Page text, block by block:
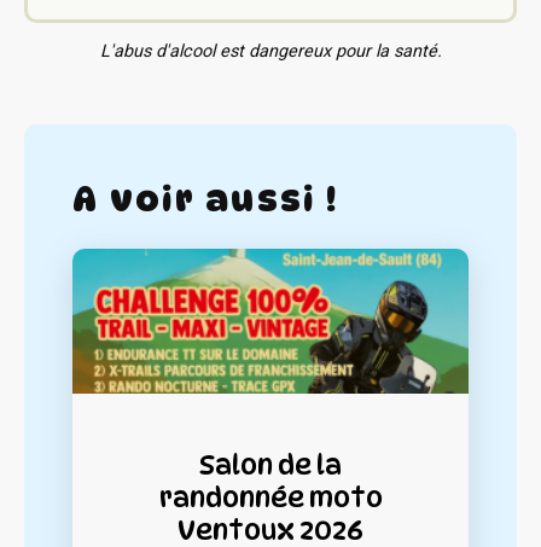
L'abus d'alcool est dangereux pour la santé.
A voir aussi !
Salon de la
randonnée moto
Ventoux 2026